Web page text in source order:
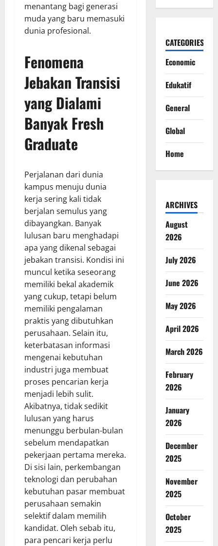
menantang bagi generasi
muda yang baru memasuki
dunia profesional.
Fenomena
Jebakan Transisi
yang Dialami
Banyak Fresh
Graduate
Perjalanan dari dunia
kampus menuju dunia
kerja sering kali tidak
berjalan semulus yang
dibayangkan. Banyak
lulusan baru menghadapi
apa yang dikenal sebagai
jebakan transisi. Kondisi ini
muncul ketika seseorang
memiliki bekal akademik
yang cukup, tetapi belum
memiliki pengalaman
praktis yang dibutuhkan
perusahaan. Selain itu,
keterbatasan informasi
mengenai kebutuhan
industri juga membuat
proses pencarian kerja
menjadi lebih sulit.
Akibatnya, tidak sedikit
lulusan yang harus
menunggu berbulan-bulan
sebelum mendapatkan
pekerjaan pertama mereka.
Di sisi lain, perkembangan
teknologi dan perubahan
kebutuhan pasar membuat
perusahaan semakin
selektif dalam memilih
kandidat. Oleh sebab itu,
para pencari kerja perlu
CATEGORIES
Economic
Edukatif
General
Global
Home
ARCHIVES
August
2026
July 2026
June 2026
May 2026
April 2026
March 2026
February
2026
January
2026
December
2025
November
2025
October
2025